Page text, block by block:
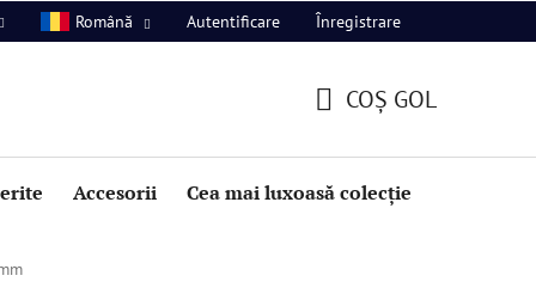
Română Autentificare Înregistrare
DE
COŞ GOL
Accesorii Cea mai luxoasă colecție